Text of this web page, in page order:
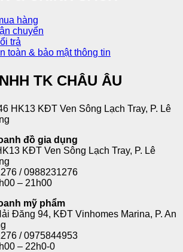
hàng
chuyển
trả
toàn & bảo mật thông tin
TK CHÂU ÂU
HK13 KĐT Ven Sông Lạch Tray, P. Lê
đồ gia dụng
KĐT Ven Sông Lạch Tray, P. Lê
/ 0988231276
– 21h00
mỹ phẩm
Đăng 94, KĐT Vinhomes Marina, P. An
/ 0975844953
– 22h0-0